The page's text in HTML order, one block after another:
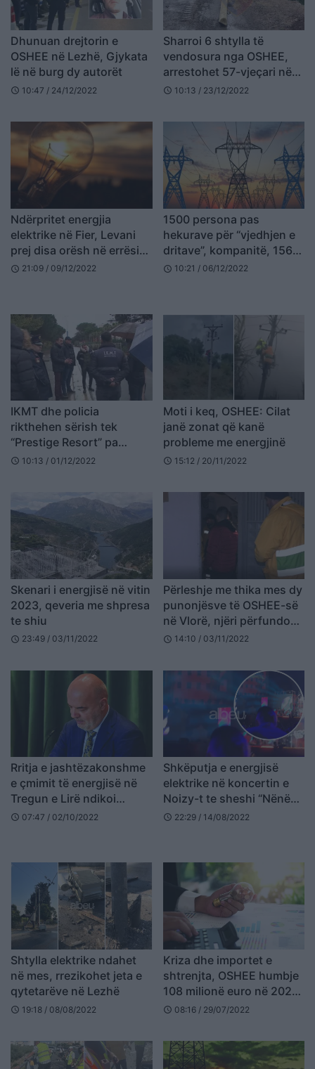
Dhunuan drejtorin e
OSHEE në Lezhë, Gjykata
lë në burg dy autorët
schedule 10:47 / 24/12/2022
Sharroi 6 shtylla të
vendosura nga OSHEE,
arrestohet 57-vjeçari në
Dibër
schedule 10:13 / 23/12/2022
Ndërpritet energjia
elektrike në Fier, Levani
prej disa orësh në errësirë
totale
schedule 21:09 / 09/12/2022
1500 persona pas
hekurave për “vjedhjen e
dritave”, kompanitë, 156
miliardë lekë borxh
schedule 10:21 / 06/12/2022
IKMT dhe policia
rikthehen sërish tek
“Prestige Resort” pa
paralajmërim: Nxirren
ndëpret energjinë
schedule 10:13 / 01/12/2022
Moti i keq, OSHEE: Cilat
janë zonat që kanë
probleme me energjinë
schedule 15:12 / 20/11/2022
Skenari i energjisë në vitin
2023, qeveria me shpresa
te shiu
schedule 23:49 / 03/11/2022
Përleshje me thika mes dy
punonjësve të OSHEE-së
në Vlorë, njëri përfundon
në spital
schedule 14:10 / 03/11/2022
Rritja e jashtëzakonshme
e çmimit të energjisë në
Tregun e Lirë ndikoi
negativisht te financat e
schedule 07:47 / 02/10/2022
Shkëputja e energjisë
elektrike në koncertin e
Noizy-t te sheshi “Nënë
Tereza”, reagon OSHEE:
schedule 22:29 / 14/08/2022
Shtylla elektrike ndahet
në mes, rrezikohet jeta e
qytetarëve në Lezhë
schedule 19:18 / 08/08/2022
Kriza dhe importet e
shtrenjta, OSHEE humbje
108 milionë euro në 2021,
KESH dhe OST me fitim
schedule 08:16 / 29/07/2022